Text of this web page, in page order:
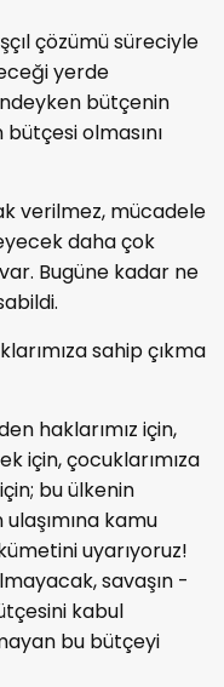
çözümü süreciyle
yerde
bütçenin
olmasını
verilmez, mücadele
daha çok
Bugüne kadar ne
sahip çıkma
haklarımız için,
için, çocuklarımıza
bu ülkenin
kamu
uyarıyoruz!
savaşın -
kabul
bu bütçeyi